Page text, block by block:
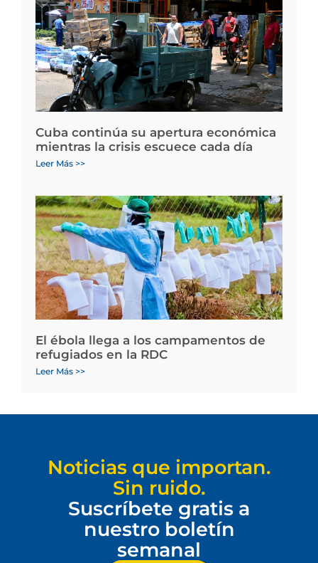
Cuba continúa su apertura económica
mientras la crisis escuece cada día
Leer Más >>
El ébola llega a los campamentos de
refugiados en la RDC
Leer Más >>
Noticias que importan.
Sin ruido.
Suscríbete gratis a
nuestro boletín
semanal